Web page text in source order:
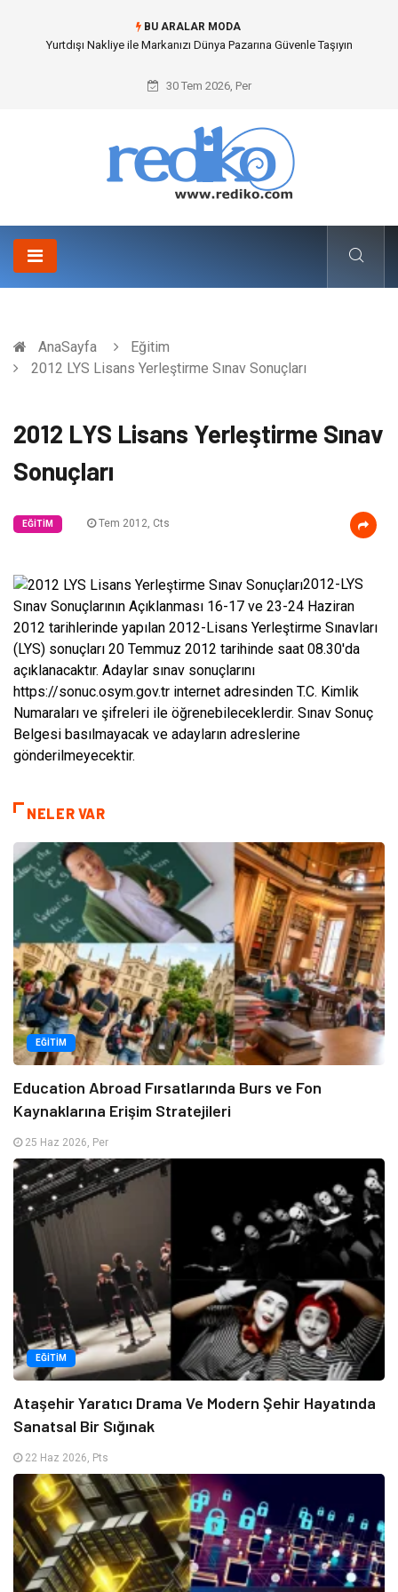
BU ARALAR MODA
Yurtdışı Nakliye ile Markanızı Dünya Pazarına Güvenle Taşıyın
30 Tem 2026, Per
AnaSayfa
Eğitim
2012 LYS Lisans Yerleştirme Sınav Sonuçları
2012 LYS Lisans Yerleştirme Sınav
Sonuçları
EĞITIM Tem 2012, Cts
2012-LYS
Sınav Sonuçlarının Açıklanması 16-17 ve 23-24 Haziran
2012 tarihlerinde yapılan 2012-Lisans Yerleştirme Sınavları
(LYS) sonuçları 20 Temmuz 2012 tarihinde saat 08.30′da
açıklanacaktır. Adaylar sınav sonuçlarını
https://sonuc.osym.gov.tr internet adresinden T.C. Kimlik
Numaraları ve şifreleri ile öğrenebileceklerdir. Sınav Sonuç
Belgesi basılmayacak ve adayların adreslerine
gönderilmeyecektir.
NELER VAR
EĞITIM
Education Abroad Fırsatlarında Burs ve Fon
Kaynaklarına Erişim Stratejileri
25 Haz 2026, Per
EĞITIM
Ataşehir Yaratıcı Drama Ve Modern Şehir Hayatında
Sanatsal Bir Sığınak
22 Haz 2026, Pts